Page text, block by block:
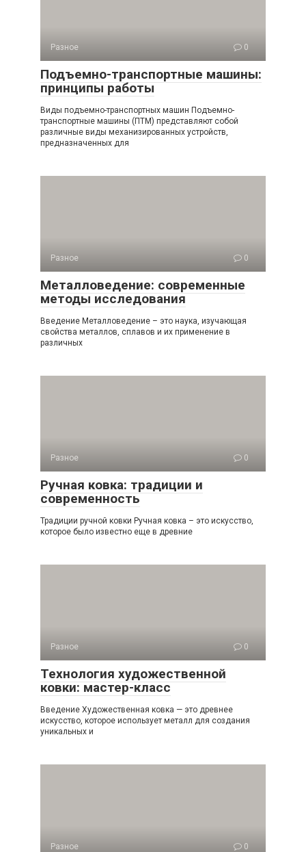
Разное 0
Подъемно-транспортные машины:
принципы работы
Виды подъемно-транспортных машин Подъемно-
транспортные машины (ПТМ) представляют собой
различные виды механизированных устройств,
предназначенных для
Разное 0
Металловедение: современные
методы исследования
Введение Металловедение – это наука, изучающая
свойства металлов, сплавов и их применение в
различных
Разное 0
Ручная ковка: традиции и
современность
Традиции ручной ковки Ручная ковка – это искусство,
которое было известно еще в древние
Разное 0
Технология художественной
ковки: мастер-класс
Введение Художественная ковка — это древнее
искусство, которое использует металл для создания
уникальных и
Разное 0